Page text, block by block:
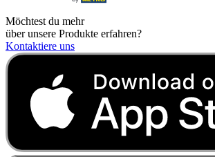
Möchtest du mehr
über unsere Produkte erfahren?
Kontaktiere uns